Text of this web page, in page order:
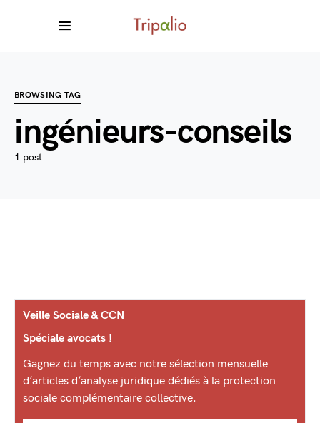
BROWSING TAG
ingénieurs-conseils
1 post
Veille Sociale & CCN
Spéciale avocats !
Gagnez du temps avec notre sélection mensuelle
d’articles d’analyse juridique dédiés à la protection
sociale complémentaire collective.